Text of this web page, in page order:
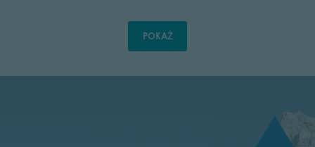
POKAŻ